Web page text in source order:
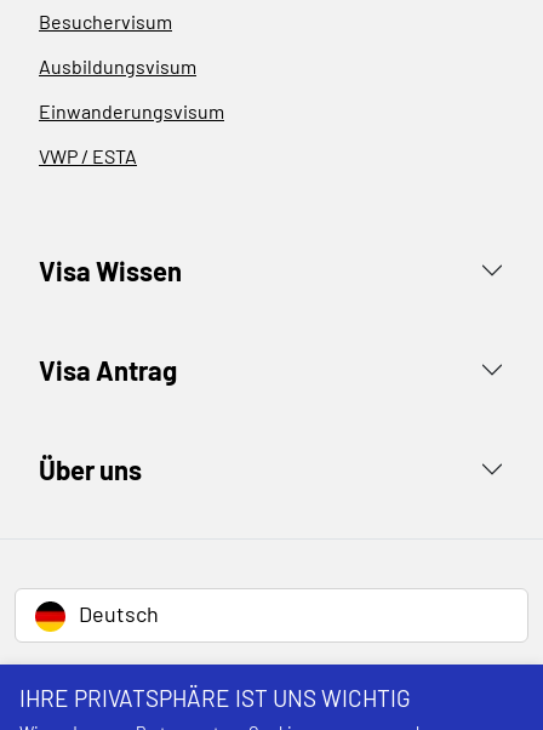
Besuchervisum
Ausbildungsvisum
Einwanderungsvisum
VWP / ESTA
Visa Wissen
Visa Antrag
Über uns
Deutsch
Impressum
IHRE PRIVATSPHÄRE IST UNS WICHTIG